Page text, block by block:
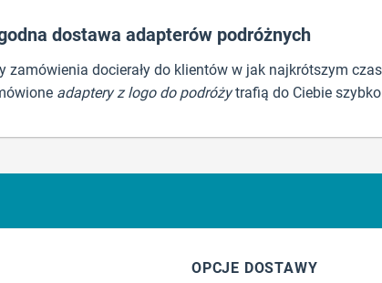
dostawa adapterów podróżnych
zamówienia docierały do klientów w jak najkrótszym
adaptery z logo do podróżytrafią do Ciebie
OPCJE DOSTAWY